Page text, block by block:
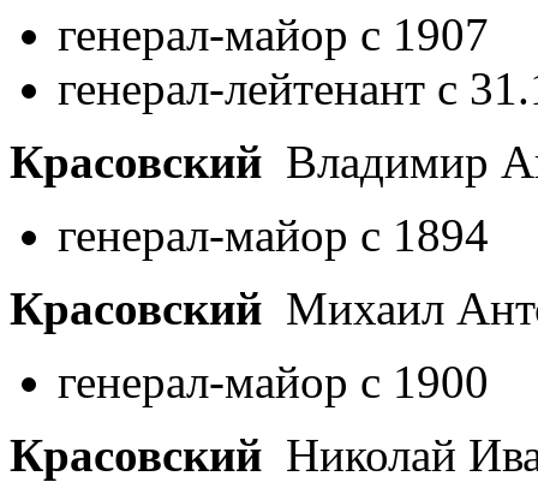
генерал-майор с 1907
генерал-лейтенант с
Красовский Владимир
генерал-майор с 1894
Красовский Михаил
генерал-майор с 1900
Красовский Николай